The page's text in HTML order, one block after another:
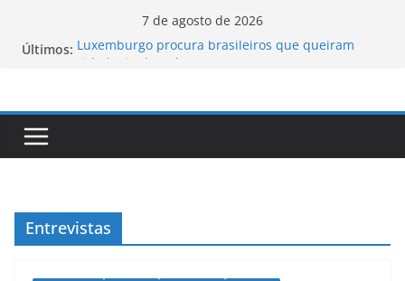
7 de agosto de 2026
Últimos: Luxemburgo procura brasileiros que queiram
Luxemburgo e Canadá assinam protocolo sobre a
escala mundial
Entrevistas